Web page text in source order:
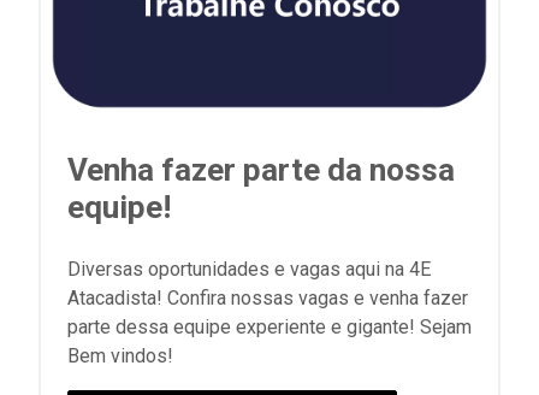
Venha fazer parte da nossa
equipe!
Diversas oportunidades e vagas aqui na 4E
Atacadista! Confira nossas vagas e venha fazer
parte dessa equipe experiente e gigante! Sejam
Bem vindos!